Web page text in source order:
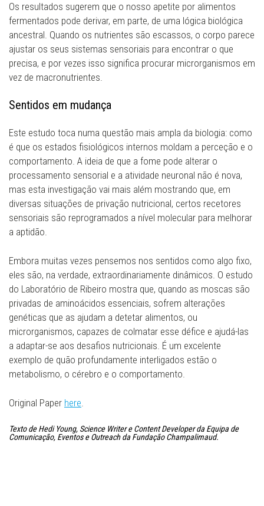
Os resultados sugerem que o nosso apetite por alimentos
fermentados pode derivar, em parte, de uma lógica biológica
ancestral. Quando os nutrientes são escassos, o corpo parece
ajustar os seus sistemas sensoriais para encontrar o que
precisa, e por vezes isso significa procurar microrganismos em
vez de macronutrientes.
Sentidos em mudança
Este estudo toca numa questão mais ampla da biologia: como
é que os estados fisiológicos internos moldam a perceção e o
comportamento. A ideia de que a fome pode alterar o
processamento sensorial e a atividade neuronal não é nova,
mas esta investigação vai mais além mostrando que, em
diversas situações de privação nutricional, certos recetores
sensoriais são reprogramados a nível molecular para melhorar
a aptidão.
Embora muitas vezes pensemos nos sentidos como algo fixo,
eles são, na verdade, extraordinariamente dinâmicos. O estudo
do Laboratório de Ribeiro mostra que, quando as moscas são
privadas de aminoácidos essenciais, sofrem alterações
genéticas que as ajudam a detetar alimentos, ou
microrganismos, capazes de colmatar esse défice e ajudá-las
a adaptar-se aos desafios nutricionais. É um excelente
exemplo de quão profundamente interligados estão o
metabolismo, o cérebro e o comportamento.
Original Paper here.
Texto de Hedi Young, Science Writer e Content Developer da Equipa de
Comunicação, Eventos e Outreach da Fundação Champalimaud.